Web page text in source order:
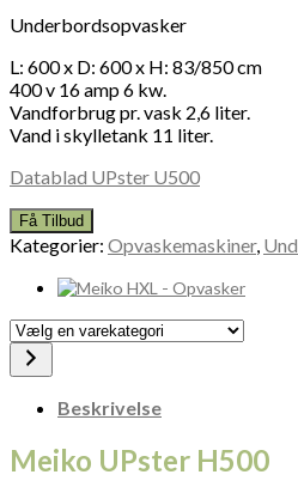
Underbordsopvasker
L: 600 x D: 600 x H: 83/850 cm
400 v 16 amp 6 kw.
Vandforbrug pr. vask 2,6 liter.
Vand i skylletank 11 liter.
Datablad UPster U500
Få Tilbud
Kategorier: Opvaskemaskiner,
Vælg
en
varekategori
Beskrivelse
Meiko UPster H500